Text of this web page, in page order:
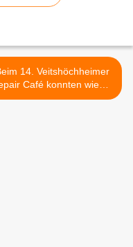
14. Veitshöchheimer
Café konnten wieder
defekte Gegenstände